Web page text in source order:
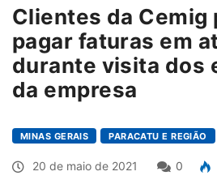
Clientes da Cemig
pagar faturas em
durante visita dos
da empresa
MINAS GERAIS PARACATU E REGIÃO
20 de maio de 2021 0